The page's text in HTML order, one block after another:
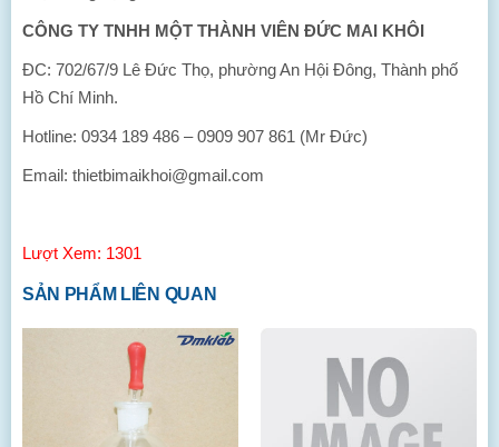
CÔNG TY TNHH MỘT THÀNH VIÊN ĐỨC MAI KHÔI
ĐC: 702/67/9 Lê Đức Thọ, phường An Hội Đông, Thành phố
Hồ Chí Minh.
Hotline: 0934 189 486 – 0909 907 861 (Mr Đức)
Email: thietbimaikhoi@gmail.com
Lượt Xem: 1301
SẢN PHẨM LIÊN QUAN